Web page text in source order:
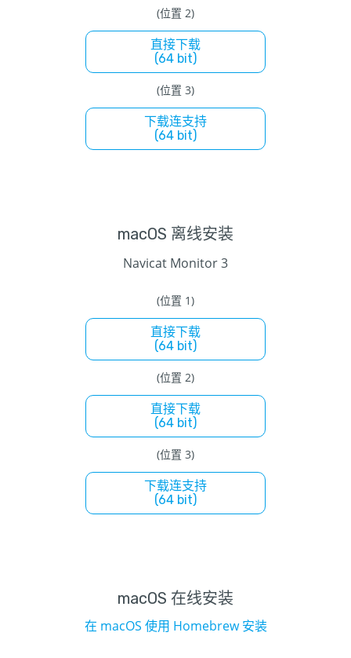
(位置 2)
直接下载
(64 bit)
(位置 3)
下载连支持
(64 bit)
macOS 离线安装
Navicat Monitor 3
(位置 1)
直接下载
(64 bit)
(位置 2)
直接下载
(64 bit)
(位置 3)
下载连支持
(64 bit)
macOS 在线安装
在 macOS 使用 Homebrew 安装